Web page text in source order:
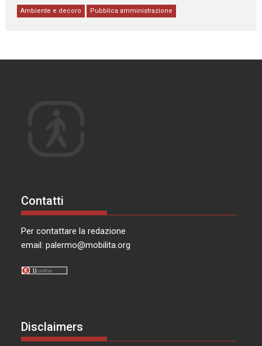
Ambiente e decoro Pubblica amministrazione
Contatti
Per contattare la redazione
email:palermo@mobilita.org
Disclaimers